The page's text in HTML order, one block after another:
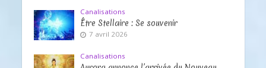
Canalisations
Être Stellaire : Se souvenir
7 avril 2026
Canalisations